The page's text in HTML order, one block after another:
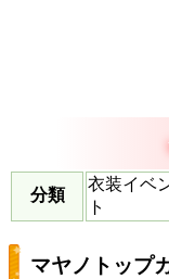
分類
衣装イベ
ト
マヤノトップ